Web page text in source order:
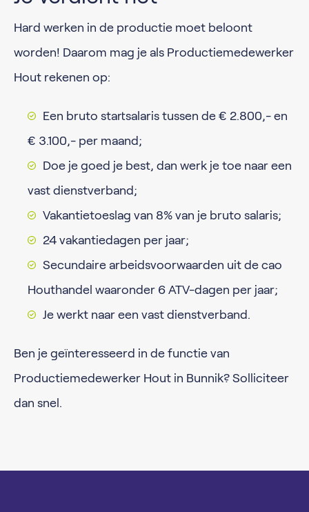
Hard werken in de productie moet beloont
worden! Daarom mag je als Productiemedewerker
Hout rekenen op:
Een bruto startsalaris tussen de € 2.800,- en
€ 3.100,- per maand;
Doe je goed je best, dan werk je toe naar een
vast dienstverband;
Vakantietoeslag van 8% van je bruto salaris;
24 vakantiedagen per jaar;
Secundaire arbeidsvoorwaarden uit de cao
Houthandel waaronder 6 ATV-dagen per jaar;
Je werkt naar een vast dienstverband.
Ben je geïnteresseerd in de functie van
Productiemedewerker Hout in Bunnik? Solliciteer
dan snel.